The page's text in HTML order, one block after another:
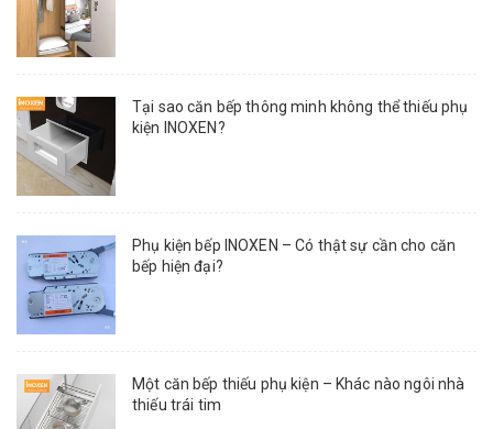
Tại sao căn bếp thông minh không thể thiếu phụ
kiện INOXEN?
Phụ kiện bếp INOXEN – Có thật sự cần cho căn
bếp hiện đại?
Một căn bếp thiếu phụ kiện – Khác nào ngôi nhà
thiếu trái tim